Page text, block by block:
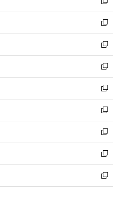
ィ
ン
ド
ウ
で
開
く
い
ウ
ィ
ン
ド
ウ
で
開
く
新
し
い
ウ
ィ
ン
ド
ウ
で
開
く
新
し
い
ウ
ィ
ン
ド
ウ
で
開
く
新
し
い
ウ
ィ
ン
ド
ウ
で
開
く
新
し
い
ウ
ィ
ン
ド
ウ
で
開
く
新
し
い
ウ
ィ
ン
ド
ウ
で
開
新
し
い
ウ
ィ
ン
ド
ウ
新
し
い
ウ
ィ
ン
新
し
い
ウ
新
し